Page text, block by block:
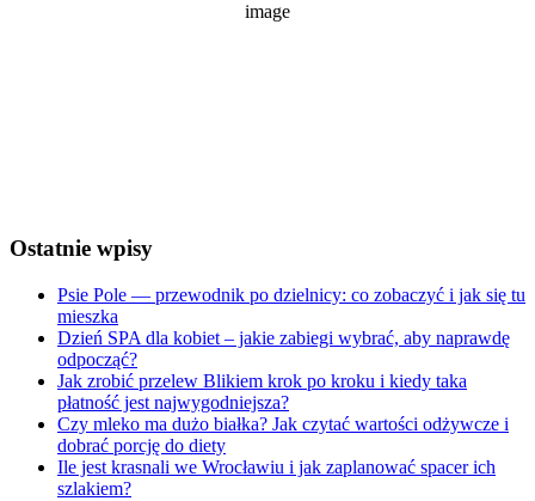
1016 mb
Ostatnie wpisy
Psie Pole — przewodnik po dzielnicy: co zobaczyć i jak się tu
mieszka
Dzień SPA dla kobiet – jakie zabiegi wybrać, aby naprawdę
odpocząć?
Jak zrobić przelew Blikiem krok po kroku i kiedy taka
płatność jest najwygodniejsza?
Czy mleko ma dużo białka? Jak czytać wartości odżywcze i
dobrać porcję do diety
Ile jest krasnali we Wrocławiu i jak zaplanować spacer ich
szlakiem?